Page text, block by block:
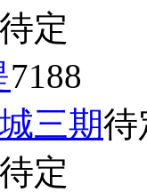
待定
7188
三期待
待定